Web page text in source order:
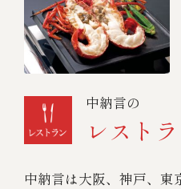
中納言の
レスト
中納言は大阪、神戸、東